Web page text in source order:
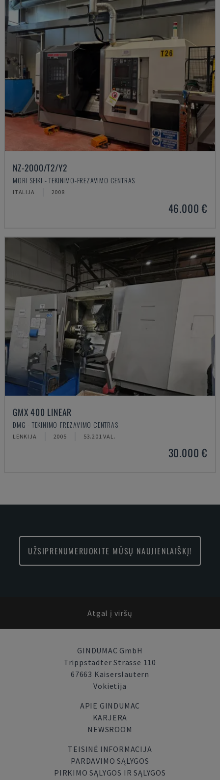
NZ-2000/T2/Y2
MORI SEIKI - TEKINIMO-FREZAVIMO CENTRAS
ITALIJA 2008
46.000 €
GMX 400 LINEAR
DMG - TEKINIMO-FREZAVIMO CENTRAS
LENKIJA 2005 53.201 VAL.
30.000 €
UŽSIPRENUMERUOKITE MŪSŲ NAUJIENLAIŠKĮ!
Atgal į viršų
GINDUMAC GmbH
Trippstadter Strasse 110
67663 Kaiserslautern
Vokietija
APIE GINDUMAC
KARJERA
NEWSROOM
TEISINĖ INFORMACIJA
PARDAVIMO SĄLYGOS
PIRKIMO SĄLYGOS IR SĄLYGOS